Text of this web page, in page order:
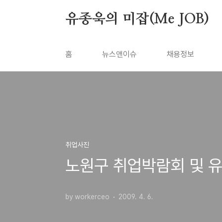
유종욱의 미잡(Me JOB)
홈 뉴스앤이슈 채용정보
취업사진
노원구 취업박람회 및
by workerceo 2009. 4. 6.